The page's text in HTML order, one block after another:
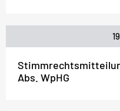
Abs. WpHG